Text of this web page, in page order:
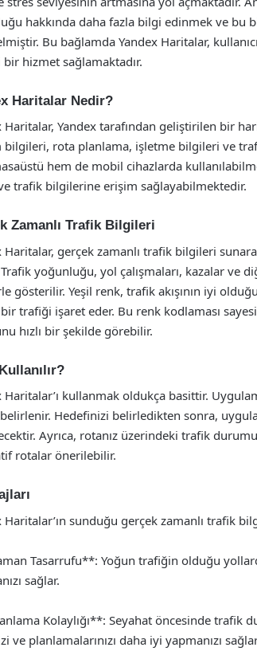
hakkında daha fazla bilgi edinmek ve
Bu bağlamda Yandex Haritalar,
hizmet sağlamaktadır.
Haritalar Nedir?
Haritalar, Yandex tarafından geliştirilen bir
bilgileri, rota planlama, işletme bilgileri ve
hem de mobil cihazlarda
trafik bilgilerine erişim sağlayabilmektedir.
Zamanlı Trafik Bilgileri
Haritalar, gerçek zamanlı trafik bilgileri
yoğunluğu, yol çalışmaları, kazalar ve
gösterilir. Yeşil renk, trafik akışının iyi
trafiği işaret eder. Bu renk kodlaması
hızlı bir şekilde görebilir.
Haritalar’ı kullanmak oldukça basittir.
Hedefinizi belirledikten sonra,
Ayrıca, rotanız üzerindeki trafik
rotalar önerilebilir.
Haritalar’ın sunduğu gerçek zamanlı trafik
Tasarrufu**: Yoğun trafiğin olduğu
sağlar.
Kolaylığı**: Seyahat öncesinde trafik
ve planlamalarınızı daha iyi yapmanızı